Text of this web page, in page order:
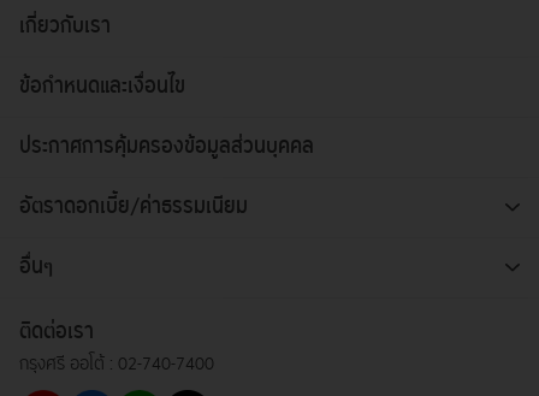
เกี่ยวกับเรา
ข้อกำหนดและเงื่อนไข
ประกาศการคุ้มครองข้อมูลส่วนบุคคล
อัตราดอกเบี้ย/ค่าธรรมเนียม
อื่นๆ
ติดต่อเรา
กรุงศรี ออโต้ : 02-740-7400